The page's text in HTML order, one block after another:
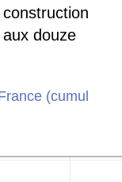
douze
(cumul